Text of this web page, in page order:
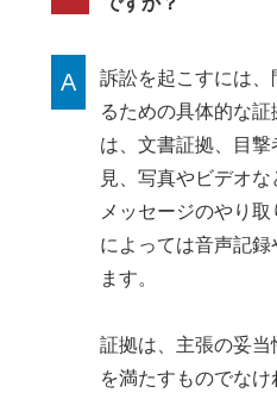
A
訴訟を起こすには
るための具体的な
は、文書証拠、目
見、写真やビデオ
メッセージのやり
によっては音声記
ます。
証拠は、主張の妥
を満たすものでなけ